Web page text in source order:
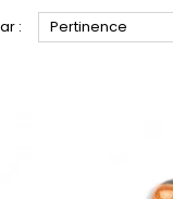
: Pertinence